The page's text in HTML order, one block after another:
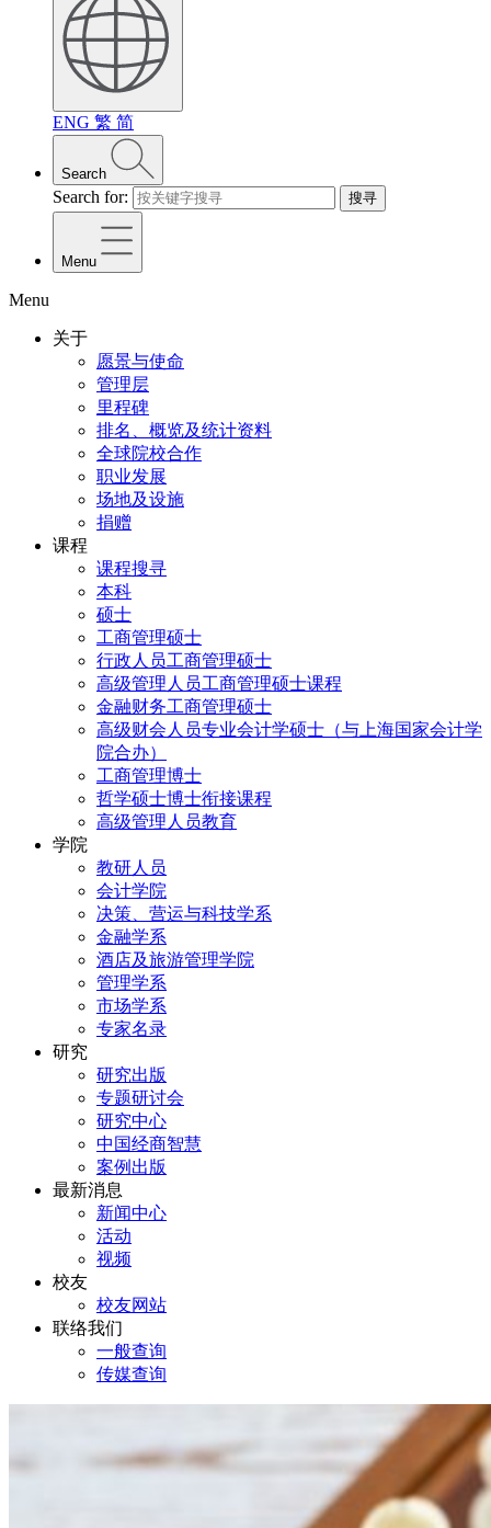
ENG 繁 简
Search
Search for: 搜寻
Menu
Menu
关于
愿景与使命
管理层
里程碑
排名、概览及统计资料
全球院校合作
职业发展
场地及设施
捐赠
课程
课程搜寻
本科
硕士
工商管理硕士
行政人员工商管理硕士
高级管理人员工商管理硕士课程
金融财务工商管理硕士
高级财会人员专业会计学硕士（与上海国家会计学
院合办）
工商管理博士
哲学硕士博士衔接课程
高级管理人员教育
学院
教研人员
会计学院
决策、营运与科技学系
金融学系
酒店及旅游管理学院
管理学系
市场学系
专家名录
研究
研究出版
专题研讨会
研究中心
中国经商智慧
案例出版
最新消息
新闻中心
活动
视频
校友
校友网站
联络我们
一般查询
传媒查询